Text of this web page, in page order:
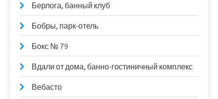
Берлога, банный клуб
Бобры, парк-отель
Бокс № 79
Вдали от дома, банно-гостиничный комплекс
Вебасто